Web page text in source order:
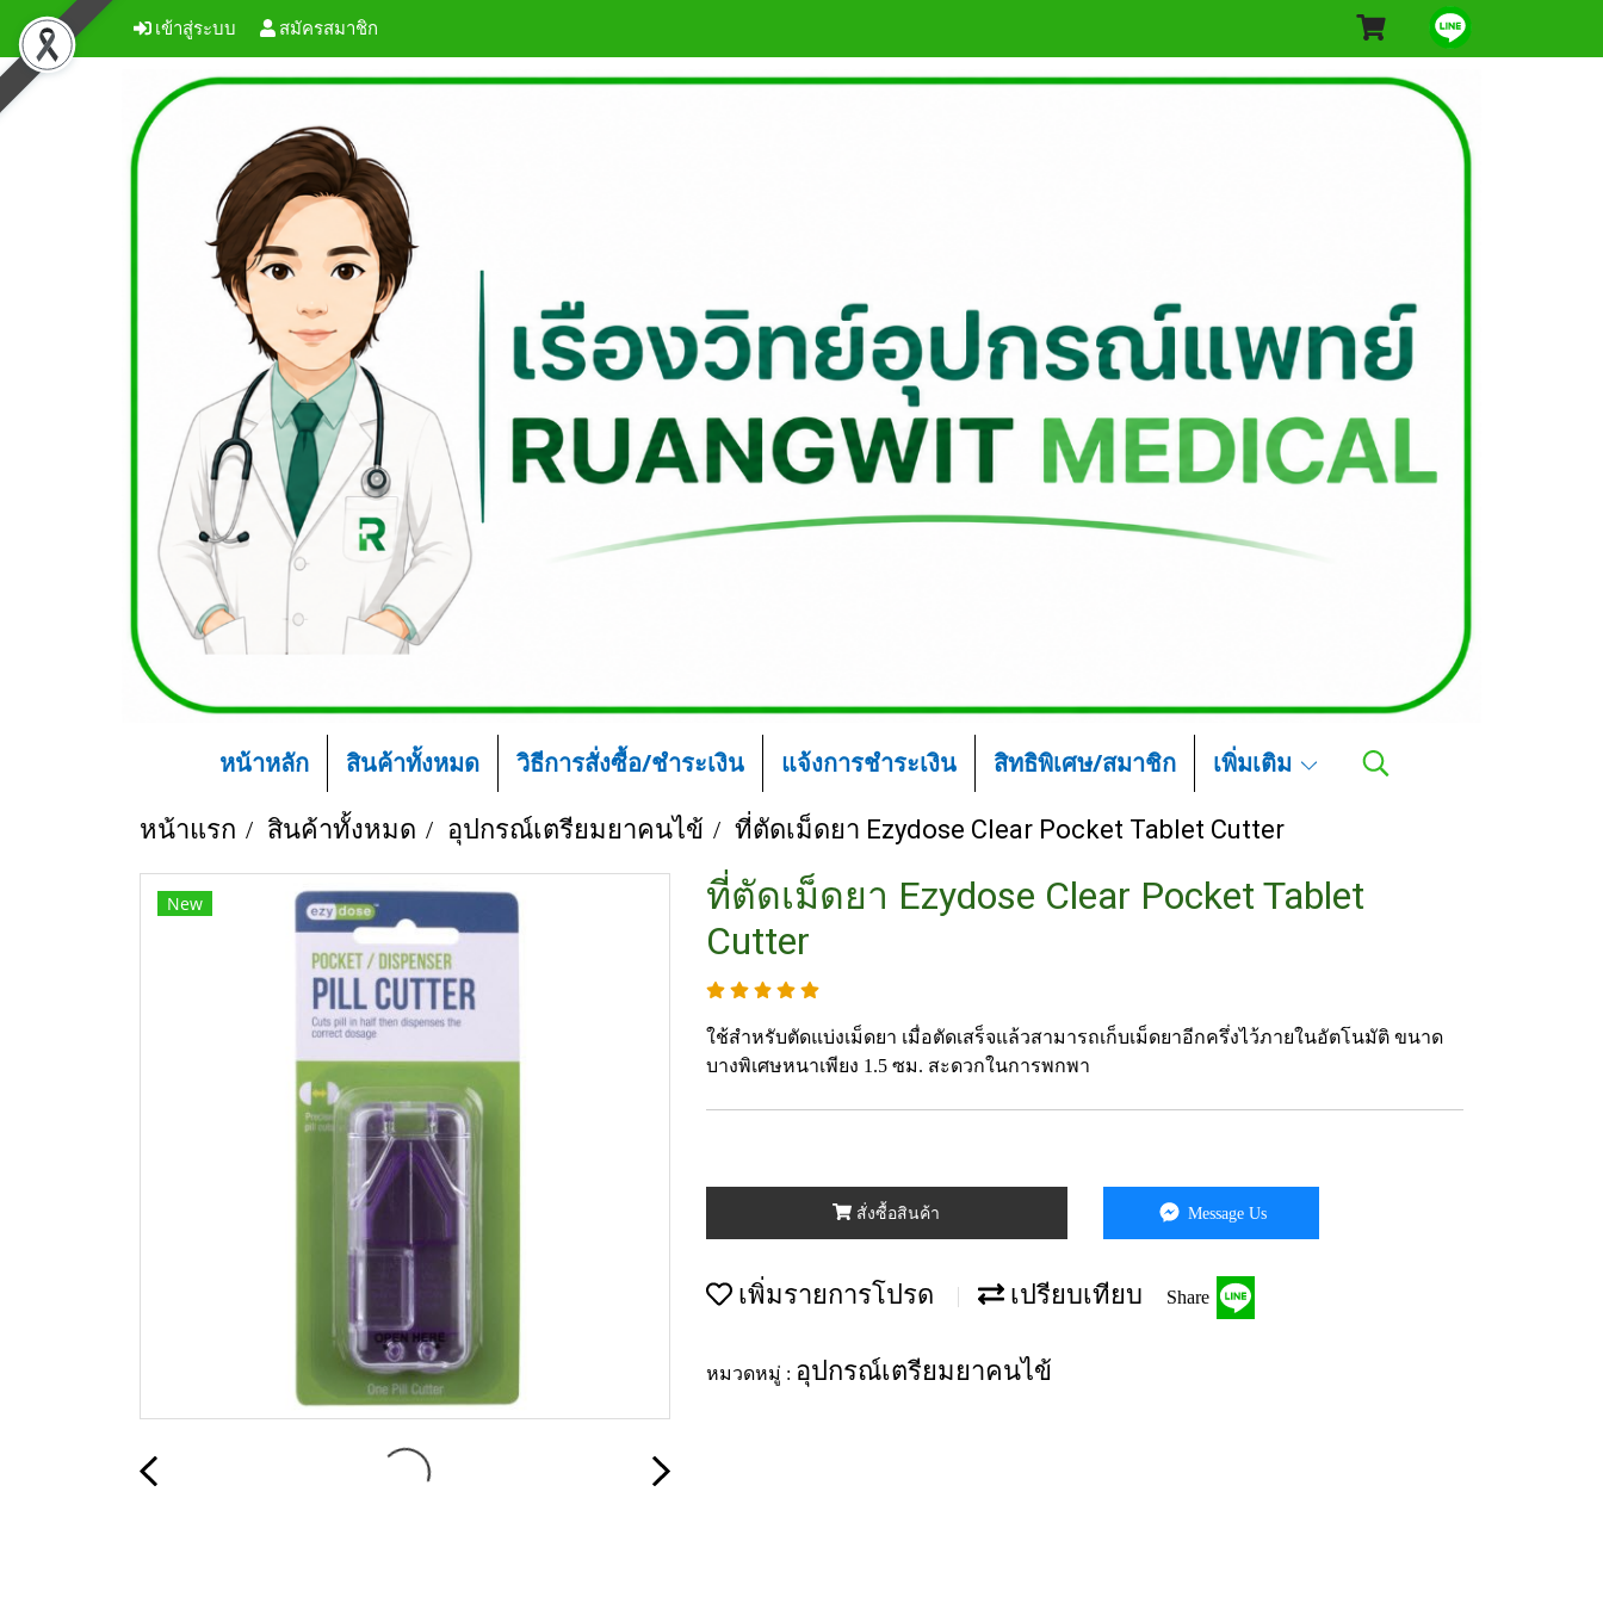
เข้าสู่ระบบ สมัครสมาชิก
หน้าหลัก สินค้าทั้งหมด วิธีการสั่งซื้อ/ชำระเงิน แจ้งการชำระเงิน สิทธิพิเศษ/สมาชิก เพิ่มเติม
หน้าแรก สินค้าทั้งหมด อุปกรณ์เตรียมยาคนไข้ ที่ตัดเม็ดยา Ezydose Clear Pocket Tablet Cutter
New
ที่ตัดเม็ดยา Ezydose Clear Pocket Tablet
Cutter
ใช้สำหรับตัดแบ่งเม็ดยา เมื่อตัดเสร็จแล้วสามารถเก็บเม็ดยาอีกครึ่งไว้ภายในอัตโนมัติ ขนาด
บางพิเศษหนาเพียง 1.5 ซม. สะดวกในการพกพา
สั่งซื้อสินค้า Message Us
เพิ่มรายการโปรด เปรียบเทียบ Share
หมวดหมู่ : อุปกรณ์เตรียมยาคนไข้